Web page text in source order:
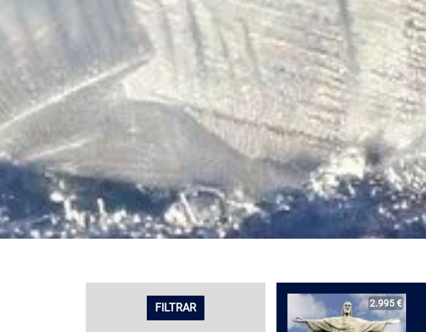
LISTADO DE VIAJES
FILTRAR 2.995 €